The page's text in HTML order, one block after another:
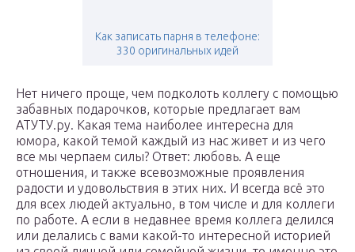
Как записать парня в телефоне:
330 оригинальных идей
Нет ничего проще, чем подколоть коллегу с помощью
забавных подарочков, которые предлагает вам
АТУТУ.ру. Какая тема наиболее интересна для
юмора, какой темой каждый из нас живет и из чего
все мы черпаем силы? Ответ: любовь. А еще
отношения, и также всевозможные проявления
радости и удовольствия в этих них. И всегда всё это
для всех людей актуально, в том числе и для коллеги
по работе. А если в недавнее время коллега делился
или делались с вами какой-то интересной историей